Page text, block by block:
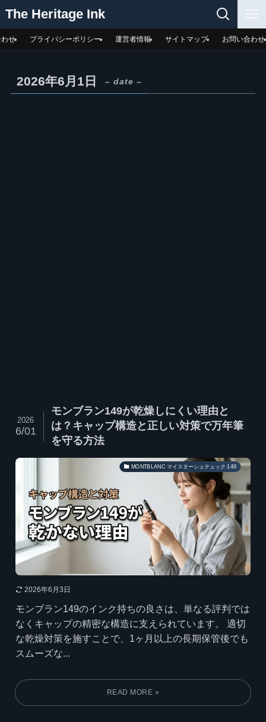
The Heritage Ink
せ プライバシーポリシー 運営者情報 サイトマップ お問い合わせ
2026年6月1日 – date –
モンブラン149が乾燥しにくい理由と
は？キャップ構造と正しい対策で万年筆
を守る方法
2026
6/01
MONTBLANC マイスターシュテュック 149
2026年6月3日
モンブラン149のインク持ちの良さは、単なる評判では
なくキャップの精密な構造に支えられています。 適切
な乾燥対策を施すことで、1ヶ月以上の長期保管後でも
スムーズな...